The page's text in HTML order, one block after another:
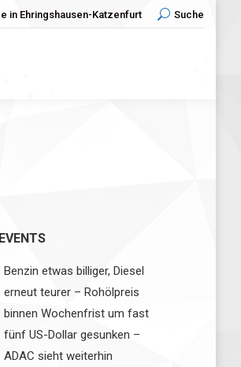
in Ehringshausen-Katzenfurt Search:
Suche
Benzin etwas billiger, Diesel
erneut teurer – Rohölpreis
binnen Wochenfrist um fast
fünf US-Dollar gesunken –
ADAC sieht weiterhin